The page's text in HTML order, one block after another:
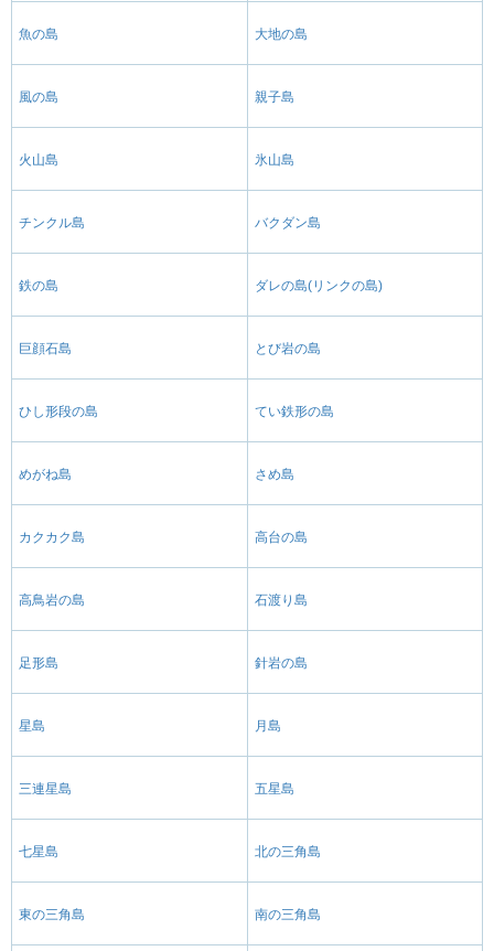
魚の島 大地の島
風の島 親子島
火山島 氷山島
チンクル島 バクダン島
鉄の島 ダレの島(リンクの島)
巨顔石島 とび岩の島
ひし形段の島 てい鉄形の島
めがね島 さめ島
カクカク島 高台の島
高鳥岩の島 石渡り島
足形島 針岩の島
星島 月島
三連星島 五星島
七星島 北の三角島
東の三角島 南の三角島